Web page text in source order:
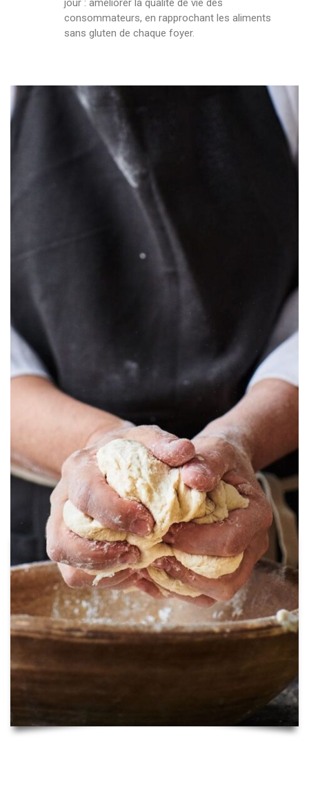
consommateurs, en rapprochant les aliments
sans gluten de chaque foyer.